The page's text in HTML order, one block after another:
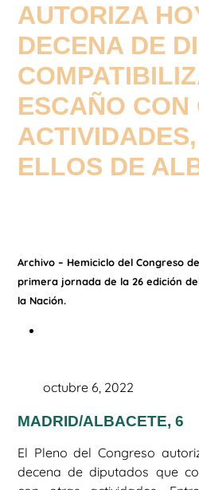
AUTORIZA
DECENA DE
ESCAÑO CON
ELLOS DE
Archivo – Hemiciclo del Congreso
primera jornada de la 26 edición
la Nación.
octubre 6, 2022
MADRID/ALBACETE, 6
El Pleno del Congreso
decena de diputados que